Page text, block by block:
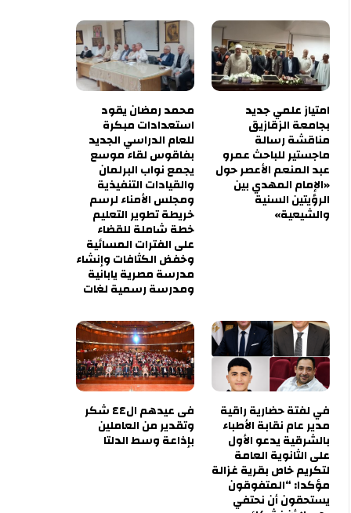
امتياز علمي جديد
بجامعة الزقازيق
مناقشة رسالة
ماجستير للباحث عمرو
عبد المنعم الأعصر حول
«الإمام المهدي بين
الرؤيتين السنية
والشيعية»
محمد رمضان يقود
استعدادات مبكرة
للعام الدراسي الجديد
بفاقوس لقاء موسع
يجمع نواب البرلمان
والقيادات التنفيذية
ومجلس الأمناء لرسم
خريطة تطوير التعليم
خطة شاملة للقضاء
على الفترات المسائية
وخفض الكثافات وإنشاء
مدرسة مصرية يابانية
ومدرسة رسمية لغات
في لفتة حضارية راقية
مدير عام نقابة الأطباء
بالشرقية يدعو الأول
على الثانوية العامة
لتكريم خاص بقرية غزالة
مؤكدا: “المتفوقون
يستحقون أن نحتفي
فى عيدهم ال٤٤ شكر
وتقدير من العاملين
بإذاعة وسط الدلتا